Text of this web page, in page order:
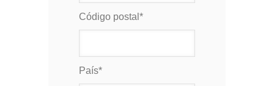
Código postal *
País*